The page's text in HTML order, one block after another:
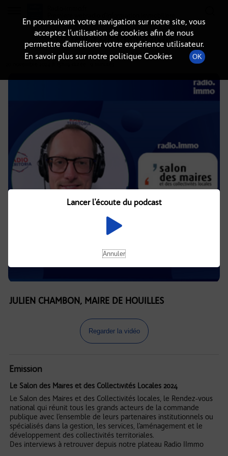
DÉTAILS DE L'ÉMISSION
JULIEN CHAMBON, MAIRE DE HOUILLES
Regarder la vidéo
Emission
Le Salon des Maires et des Collectivités Locales 2024
Le Salon des Maires et des Collectivités locales, le Rendez-vous
national qui réunit tous les grands acteurs de la commande
publique avec l’ensemble de leurs partenaires institutionnels ou
spécialisés dans la gestion, les services, l’aménagement et le
développement des collectivités territoriales.
Des interviews à retrouver depuis notre plateau Radio IImmo
En poursuivant votre navigation sur notre site, vous
acceptez l’utilisation de cookies afin de nous
permettre d’améliorer votre expérience utilisateur.
En savoir plus sur notre politique Cookies
OK
Lancer l'écoute du podcast
Annuler